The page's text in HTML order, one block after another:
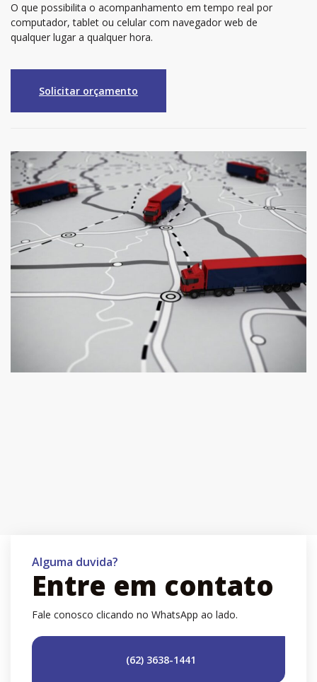
O que possibilita o acompanhamento em tempo real por
computador, tablet ou celular com navegador web de
qualquer lugar a qualquer hora.
Solicitar orçamento
Alguma duvida?
Entre em contato
Fale conosco clicando no WhatsApp ao lado.
(62) 3638-1441